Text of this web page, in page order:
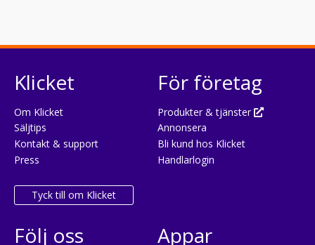
Klicket
Om Klicket
Säljtips
Kontakt & support
Press
Tyck till om Klicket
För företag
Produkter & tjänster
Annonsera
Bli kund hos Klicket
Handlarlogin
Följ oss Appar